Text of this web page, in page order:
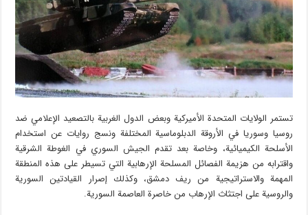
تستمر الولايات المتحدة الأميركية وبعض الدول الغربية بالتصعيد الإعلامي ضد
روسيا وسوريا في الأروقة الدبلوماسية المختلفة ونسج روايات عن استخدام
الأسلحة الكيميائية، وخاصة بعد تقدم الجيش السوري في الغوطة الشرقية
واقترابه من هزيمة الفصائل المسلحة الإرهابية التي تسيطر على هذه المنطقة
المهمة والاستراتيجية من ريف دمشق، وكذلك إصرار القيادتين السورية
والروسية على اجتثاث الإرهاب من خاصرة العاصمة السورية.